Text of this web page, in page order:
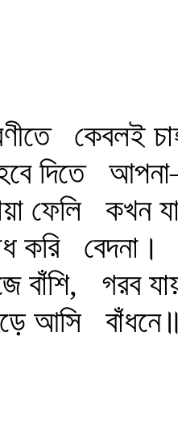
কেবলই
দিতে
ফেলি
কখন
করি
বেদনা।
বাঁশি,
গরব
আসি